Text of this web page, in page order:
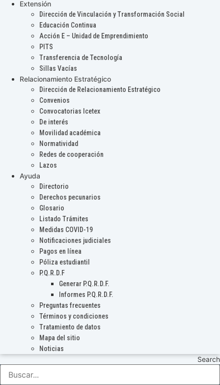
Extensión
Dirección de Vinculación y Transformación Social
Educación Continua
Acción E – Unidad de Emprendimiento
PITS
Transferencia de Tecnología
Sillas Vacías
Relacionamiento Estratégico
Dirección de Relacionamiento Estratégico
Convenios
Convocatorias Icetex
De interés
Movilidad académica
Normatividad
Redes de cooperación
Lazos
Ayuda
Directorio
Derechos pecunarios
Glosario
Listado Trámites
Medidas COVID-19
Notificaciones judiciales
Pagos en línea
Póliza estudiantil
P.Q.R.D.F
Generar P.Q.R.D.F.
Informes P.Q.R.D.F.
Preguntas frecuentes
Términos y condiciones
Tratamiento de datos
Mapa del sitio
Noticias
Search